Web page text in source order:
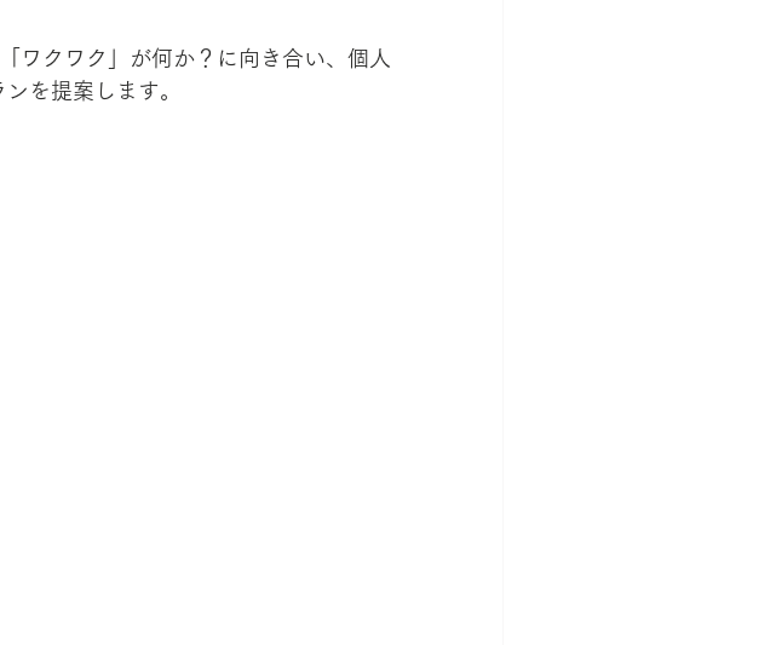
ワクワク」が何か？に向き合い、個人
を提案します。